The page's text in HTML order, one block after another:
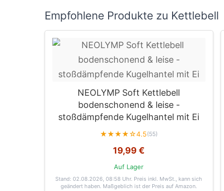
Empfohlene Produkte zu Kettlebell
NEOLYMP Soft Kettlebell
bodenschonend & leise -
stoßdämpfende Kugelhantel mit Ei
★★★★☆4.5(55)
19,99 €
Auf Lager
Stand: 02.08.2026, 08:58 Uhr. Preis inkl. MwSt., kann sich
geändert haben. Maßgeblich ist der Preis auf Amazon.